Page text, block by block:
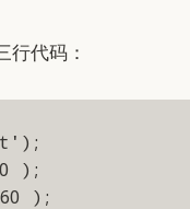
代码：
);
);